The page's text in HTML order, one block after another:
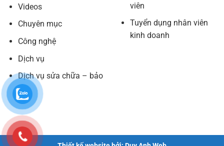
Videos
Chuyên mục
Công nghệ
Dịch vụ
Dịch vụ sửa chữa – bảo
trì
viên
Tuyển dụng nhân viên
kinh doanh